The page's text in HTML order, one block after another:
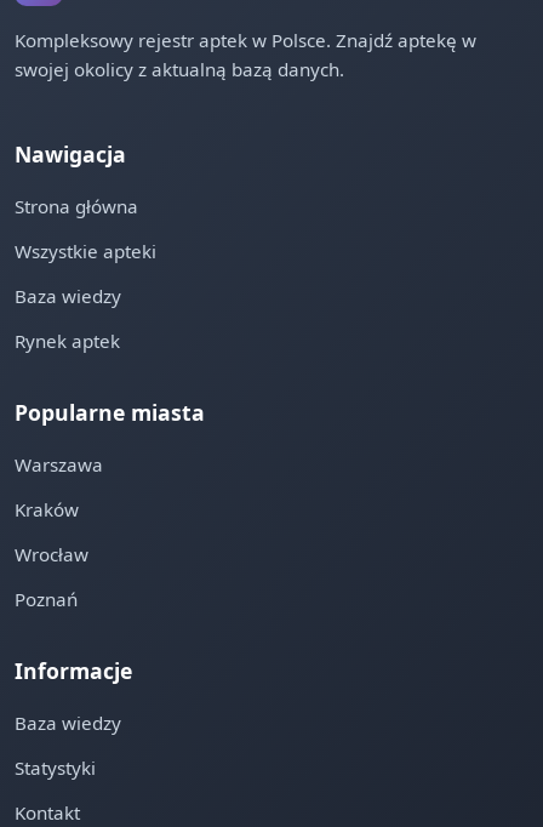
Kompleksowy rejestr aptek w Polsce. Znajdź aptekę w
swojej okolicy z aktualną bazą danych.
Nawigacja
Strona główna
Wszystkie apteki
Baza wiedzy
Rynek aptek
Popularne miasta
Warszawa
Kraków
Wrocław
Poznań
Informacje
Baza wiedzy
Statystyki
Kontakt